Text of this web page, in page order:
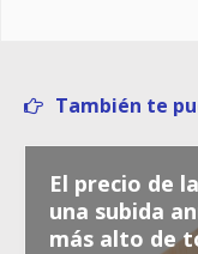
También te
El precio de
una subida
más alto de